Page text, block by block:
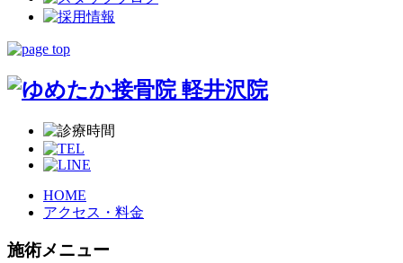
HOME
アクセス・料金
施術メニュー